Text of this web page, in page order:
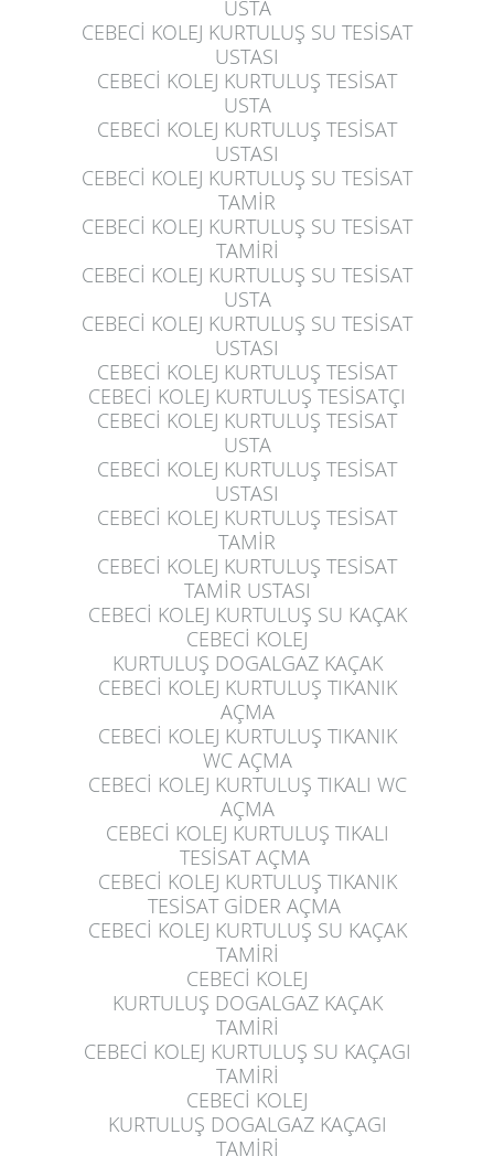
USTA
CEBECİ KOLEJ KURTULUŞ SU TESİSAT
USTASI
CEBECİ KOLEJ KURTULUŞ TESİSAT
USTA
CEBECİ KOLEJ KURTULUŞ TESİSAT
USTASI
CEBECİ KOLEJ KURTULUŞ SU TESİSAT
TAMİR
CEBECİ KOLEJ KURTULUŞ SU TESİSAT
TAMİRİ
CEBECİ KOLEJ KURTULUŞ SU TESİSAT
USTA
CEBECİ KOLEJ KURTULUŞ SU TESİSAT
USTASI
CEBECİ KOLEJ KURTULUŞ TESİSAT
CEBECİ KOLEJ KURTULUŞ TESİSATÇI
CEBECİ KOLEJ KURTULUŞ TESİSAT
USTA
CEBECİ KOLEJ KURTULUŞ TESİSAT
USTASI
CEBECİ KOLEJ KURTULUŞ TESİSAT
TAMİR
CEBECİ KOLEJ KURTULUŞ TESİSAT
TAMİR USTASI
CEBECİ KOLEJ KURTULUŞ SU KAÇAK
CEBECİ KOLEJ
KURTULUŞ DOGALGAZ KAÇAK
CEBECİ KOLEJ KURTULUŞ TIKANIK
AÇMA
CEBECİ KOLEJ KURTULUŞ TIKANIK
WC AÇMA
CEBECİ KOLEJ KURTULUŞ TIKALI WC
AÇMA
CEBECİ KOLEJ KURTULUŞ TIKALI
TESİSAT AÇMA
CEBECİ KOLEJ KURTULUŞ TIKANIK
TESİSAT GİDER AÇMA
CEBECİ KOLEJ KURTULUŞ SU KAÇAK
TAMİRİ
CEBECİ KOLEJ
KURTULUŞ DOGALGAZ KAÇAK
TAMİRİ
CEBECİ KOLEJ KURTULUŞ SU KAÇAGI
TAMİRİ
CEBECİ KOLEJ
KURTULUŞ DOGALGAZ KAÇAGI
TAMİRİ